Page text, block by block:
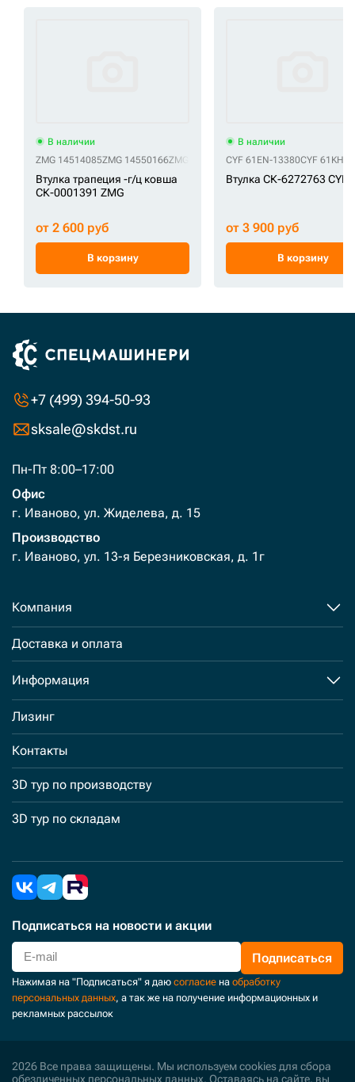
В наличии
ZMG 14514085ZMG 14550166ZMG 14880981ZMG BU-166ZMG JBV0568
Втулка трапеция -г/ц ковша
СК-0001391 ZMG
от 2 600 руб
В корзину
В наличии
CYF 61EN-13380CYF 61KH-
Втулка СК-6272763 CYF
от 3 900 руб
В корзину
+7 (499) 394-50-93
sksale@skdst.ru
Пн-Пт 8:00–17:00
Офис
г. Иваново, ул. Жиделева, д. 15
Производство
г. Иваново, ул. 13-я Березниковская, д. 1г
Компания
Доставка и оплата
Информация
Лизинг
Контакты
3D тур по производству
3D тур по складам
Подписаться на новости и акции
Подписаться
Нажимая на "Подписаться" я даю согласие на обработку
персональных данных, а так же на получение информационных и
рекламных рассылок
2026 Все права защищены. Мы используем cookies для сбора
обезличенных персональных данных. Оставаясь на сайте, вы